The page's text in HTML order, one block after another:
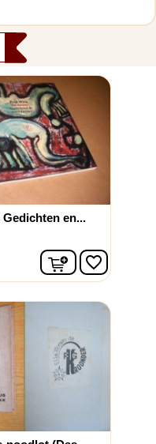
Gedichten en...
Infavorite_border